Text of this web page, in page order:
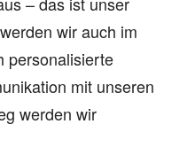
wir auch im
personalisierte
mit unseren
werden wir